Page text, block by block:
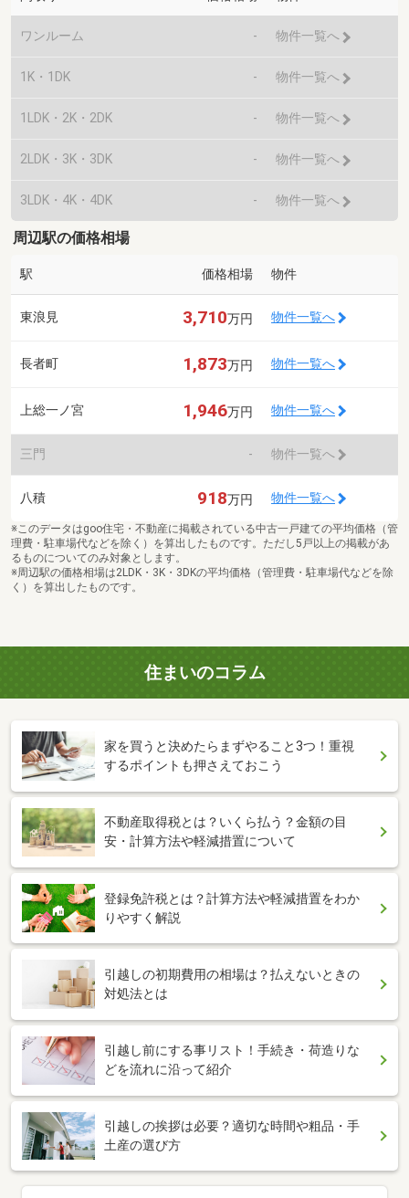
ワンルーム - 物件一覧へ
1K・1DK - 物件一覧へ
1LDK・2K・2DK - 物件一覧へ
2LDK・3K・3DK - 物件一覧へ
3LDK・4K・4DK - 物件一覧へ
周辺駅の価格相場
駅 価格相場 物件
東浪見 3,710万円 物件一覧へ
長者町 1,873万円 物件一覧へ
上総一ノ宮 1,946万円 物件一覧へ
三門 - 物件一覧へ
八積 918万円 物件一覧へ
※このデータはgoo住宅・不動産に掲載されている中古一戸建ての平均価格（管
理費・駐車場代などを除く）を算出したものです。ただし5戸以上の掲載があ
るものについてのみ対象とします。
※周辺駅の価格相場は2LDK・3K・3DKの平均価格（管理費・駐車場代などを除
く）を算出したものです。
住まいのコラム
家を買うと決めたらまずやること3つ！重視
するポイントも押さえておこう
不動産取得税とは？いくら払う？金額の目
安・計算方法や軽減措置について
登録免許税とは？計算方法や軽減措置をわか
りやすく解説
引越しの初期費用の相場は？払えないときの
対処法とは
引越し前にする事リスト！手続き・荷造りな
どを流れに沿って紹介
引越しの挨拶は必要？適切な時間や粗品・手
土産の選び方